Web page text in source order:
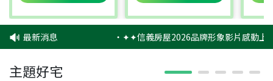
最新消息 ‧✦✦信義房屋2026品牌形象影片感動上
主題好宅